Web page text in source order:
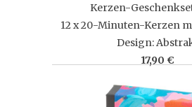
Kerzen-
12 x 20-Minuten-Kerzen
Design:
17,90 €